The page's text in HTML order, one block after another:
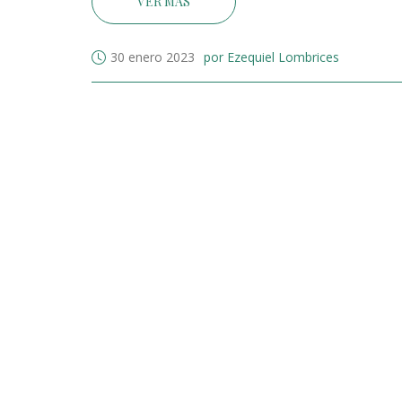
30 enero 2023 por Ezequiel Lombrices